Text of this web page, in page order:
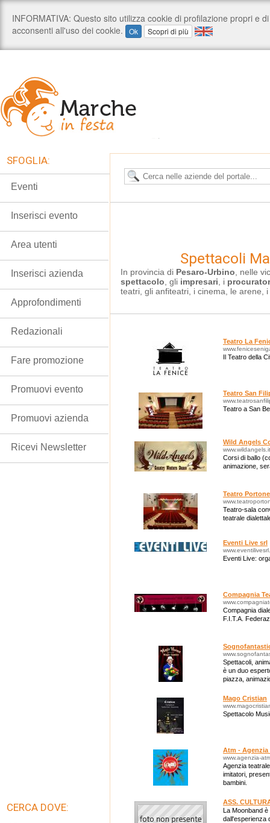
Spettacoli
In provincia di Pesaro-Urbino , nelle
spettacolo , gli impresari , i
teatri, gli anfiteatri, i cinema, le arene,
Teatro La
Il Teatro della
Teatro San
Teatro a San
Wild Angels
www.wildangels.it
Corsi di ballo
animazione,
Teatro Portone
Teatro-sala
teatrale
Eventi Live srl
Eventi Live:
Compagnia
Compagnia
F.I.T.A.
Spettacoli,
è un duo
piazza,
Mago Cristian
Spettacolo
Atm - Agenzia
www.agenzia-
Agenzia
imitatori,
bambini.
ASS.
La Moonband è
dall'esperienza
SFOGLIA:
Eventi
Inserisci evento
Area utenti
Inserisci azienda
Approfondimenti
Redazionali
Fare promozione
Promuovi evento
Promuovi azienda
Ricevi Newsletter
CERCA DOVE: